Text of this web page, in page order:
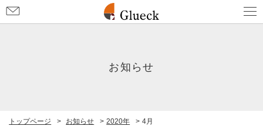
問
お知らせ
トップページ > お知らせ > 2020年 > 4月